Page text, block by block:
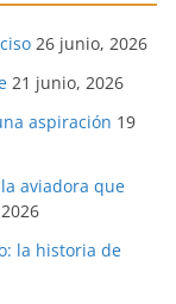
26 junio, 2026
21 junio, 2026
aspiración 19
aviadora que
la historia de